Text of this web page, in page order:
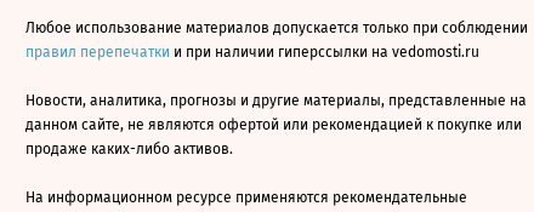
Любое использование материалов допускается только при соблюдении
правил перепечатки и при наличии гиперссылки на vedomosti.ru
Новости, аналитика, прогнозы и другие материалы, представленные на
данном сайте, не являются офертой или рекомендацией к покупке или
продаже каких-либо активов.
На информационном ресурсе применяются рекомендательные